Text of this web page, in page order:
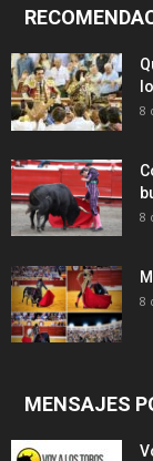
8
8
8
MENSAJES